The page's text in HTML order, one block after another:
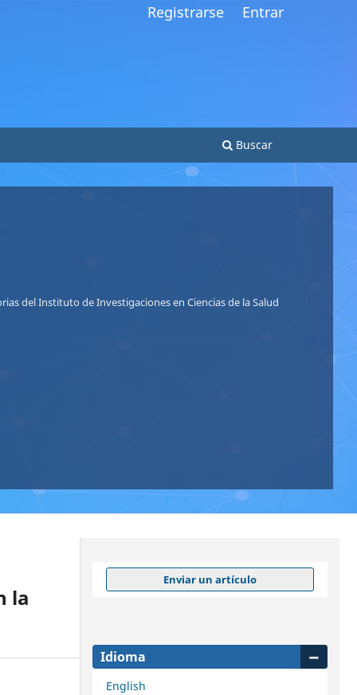
Registrarse Entrar
Buscar
del Instituto de Investigaciones en Ciencias de la Salud
la
Enviar un artículo
Idioma
English